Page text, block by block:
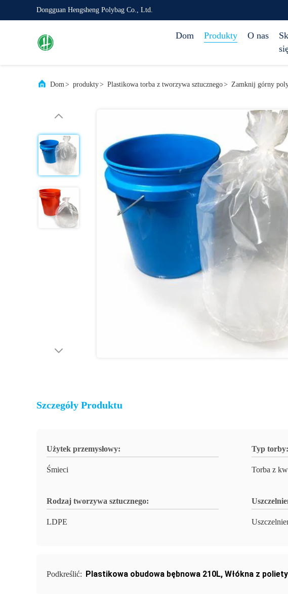
Dongguan Hengsheng Polybag Co., Ltd.
Dom Produkty O nas
Dom> produkty> Plastikowa torba z tworzywa sztucznego> Zamknij górny
Szczegóły Produktu
Użytek przemysłowy:
Śmieci
Typ torby:
Torba z
Rodzaj tworzywa sztucznego:
LDPE
Podkreślić: Plastikowa obudowa bębnowa 210L, Włókna z